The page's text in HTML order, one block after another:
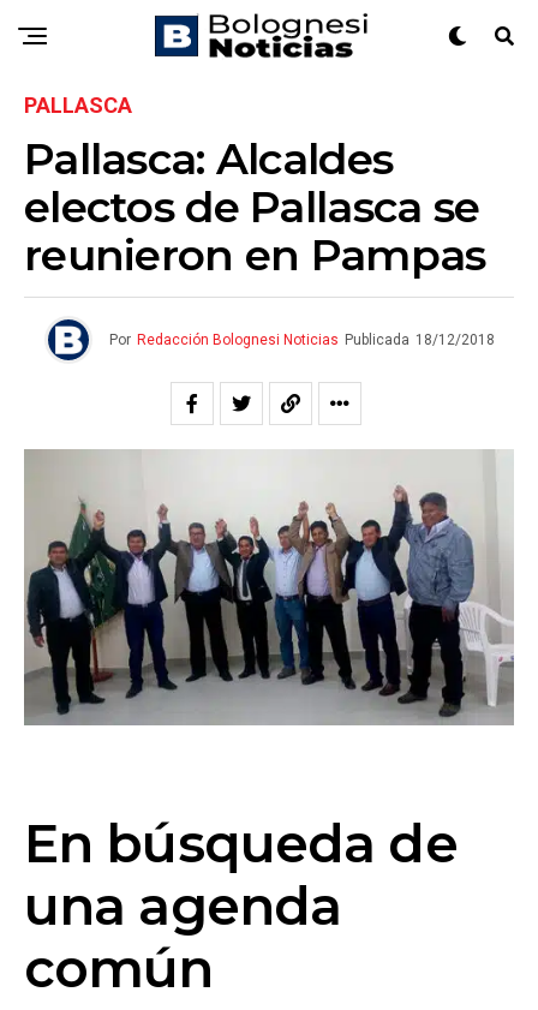
PALLASCA
Pallasca: Alcaldes
electos de Pallasca se
reunieron en Pampas
Por Redacción Bolognesi Noticias Publicada 18/12/2018
En búsqueda de
una agenda
común